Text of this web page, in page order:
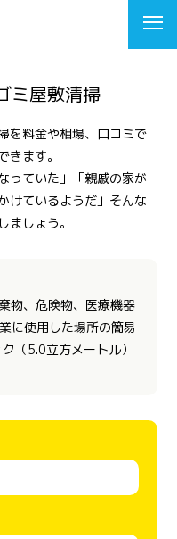
ミ屋敷清掃
を料金や相場、口コミで
ます。
っていた」「親戚の家が
けているようだ」そんな
ましょう。
物、危険物、医療機器
に使用した場所の簡易
（5.0立方メートル）